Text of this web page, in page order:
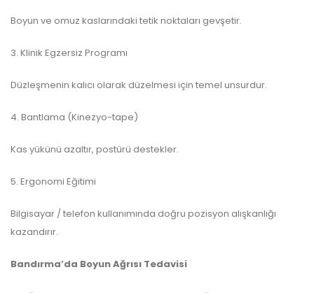
Boyun ve omuz kaslarındaki tetik noktaları gevşetir.
3. Klinik Egzersiz Programı
Düzleşmenin kalıcı olarak düzelmesi için temel unsurdur.
4. Bantlama (Kinezyo-tape)
Kas yükünü azaltır, postürü destekler.
5. Ergonomi Eğitimi
Bilgisayar / telefon kullanımında doğru pozisyon alışkanlığı
kazandırır.
Bandırma’da Boyun Ağrısı Tedavisi